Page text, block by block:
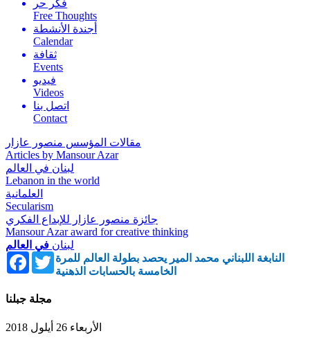
فكر حر
Free Thoughts
أجندة الأنشطة
Calendar
ثقافة
Events
فيديو
Videos
اتصل بنا
Contact
مقالات المؤسس منصور عازار
Articles by Mansour Azar
لبنان في العالم
Lebanon in the world
العلمانية
Secularism
جائزة منصور عازار للإبداع الفكري
Mansour Azar award for creative thinking
لبنان في العالم
Facebook
Twitter
النابغة اللبناني محمد المير يحصد بطولة العالم للمرة
الخامسة بالحسابات الذهنية
مجلة جبلنا
الأربعاء 26 أيلول 2018